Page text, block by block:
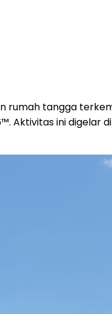
rumah tangga
ini digelar di